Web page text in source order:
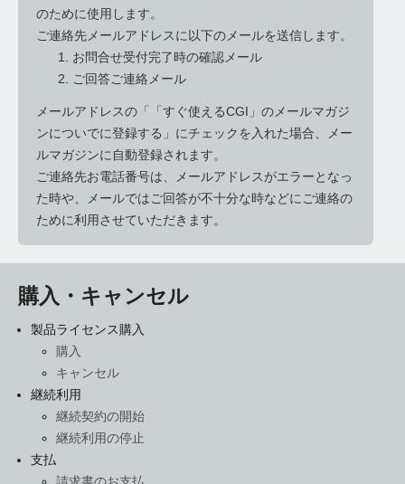
のために使用します。
ご連絡先メールアドレスに以下のメールを送信します。
お問合せ受付完了時の確認メール
ご回答ご連絡メール
メールアドレスの「「すぐ使えるCGI」のメールマガジ
ンについでに登録する」にチェックを入れた場合、メー
ルマガジンに自動登録されます。
ご連絡先お電話番号は、メールアドレスがエラーとなっ
た時や、メールではご回答が不十分な時などにご連絡の
ために利用させていただきます。
購入・キャンセル
製品ライセンス購入
購入
キャンセル
継続利用
継続契約の開始
継続利用の停止
支払